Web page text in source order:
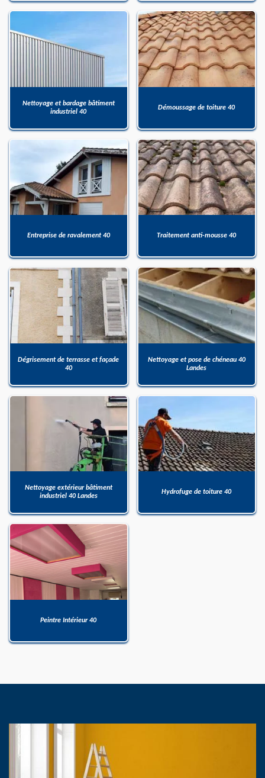
Nettoyage et bardage bâtiment
industriel 40
Démoussage de toiture 40
Entreprise de ravalement 40 Traitement anti-mousse 40
Dégrisement de terrasse et façade
40
Nettoyage et pose de chéneau 40
Landes
Nettoyage extérieur bâtiment
industriel 40 Landes
Hydrofuge de toiture 40
Peintre Intérieur 40